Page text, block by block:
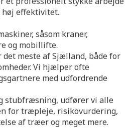
høj effektivitet.
såsom kraner,
og mobillifte.
det meste af Sjælland, både for
Vi hjælper ofte
med udfordrende
stubfræsning, udfører vi alle
for træpleje, risikovurdering,
af træer og meget mere.